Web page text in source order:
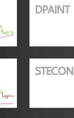
DPAINT
STECON